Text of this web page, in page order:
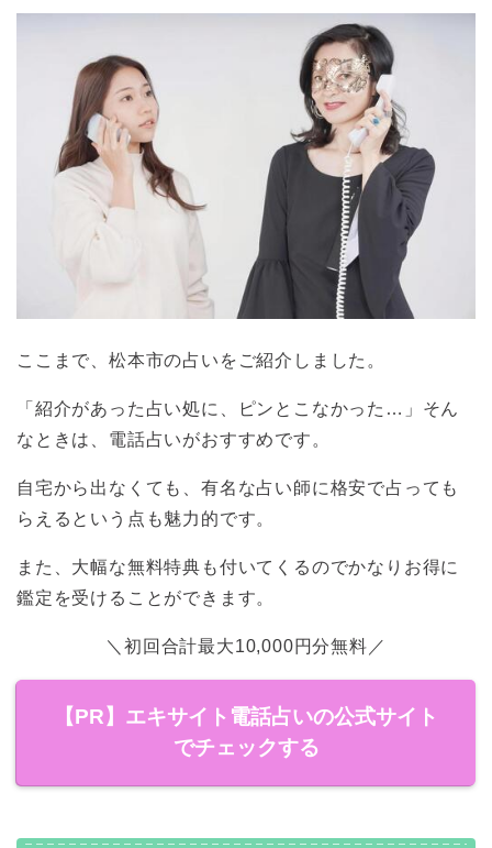
ここまで、松本市の占いをご紹介しました。
「紹介があった占い処に、ピンとこなかった…」そん
なときは、電話占いがおすすめです。
自宅から出なくても、有名な占い師に格安で占っても
らえるという点も魅力的です。
また、大幅な無料特典も付いてくるのでかなりお得に
鑑定を受けることができます。
＼初回合計最大10,000円分無料／
【PR】エキサイト電話占いの公式サイト
でチェックする